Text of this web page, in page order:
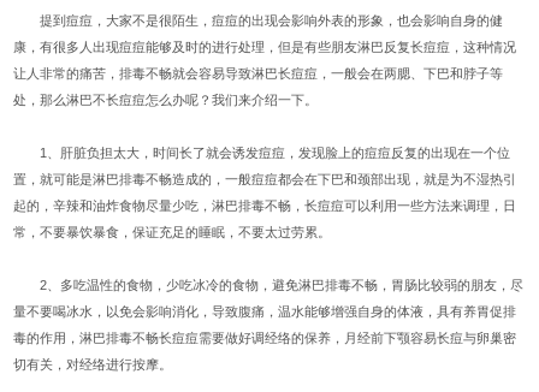
提到痘痘，大家不是很陌生，痘痘的出现会影响外表的形象，也会影响自身的健
康，有很多人出现痘痘能够及时的进行处理，但是有些朋友淋巴反复长痘痘，这种情况
让人非常的痛苦，排毒不畅就会容易导致淋巴长痘痘，一般会在两腮、下巴和脖子等
处，那么淋巴不长痘痘怎么办呢？我们来介绍一下。
1、肝脏负担太大，时间长了就会诱发痘痘，发现脸上的痘痘反复的出现在一个位
置，就可能是淋巴排毒不畅造成的，一般痘痘都会在下巴和颈部出现，就是为不湿热引
起的，辛辣和油炸食物尽量少吃，淋巴排毒不畅，长痘痘可以利用一些方法来调理，日
常，不要暴饮暴食，保证充足的睡眠，不要太过劳累。
2、多吃温性的食物，少吃冰冷的食物，避免淋巴排毒不畅，胃肠比较弱的朋友，尽
量不要喝冰水，以免会影响消化，导致腹痛，温水能够增强自身的体液，具有养胃促排
毒的作用，淋巴排毒不畅长痘痘需要做好调经络的保养，月经前下颚容易长痘与卵巢密
切有关，对经络进行按摩。